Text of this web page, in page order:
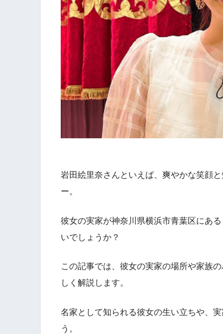
岩田絵里奈さんといえば、爽やかな笑顔
ー。
彼女の実家が神奈川県横浜市青葉区にあ
いでしょうか？
この記事では、彼女の実家の場所や家族
しく解説します。
名家として知られる彼女の生い立ちや、
う。